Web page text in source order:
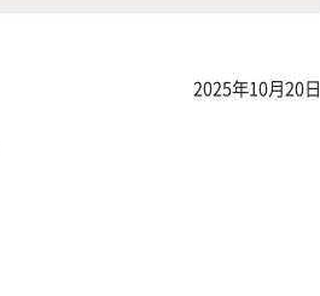
2025年10月20日